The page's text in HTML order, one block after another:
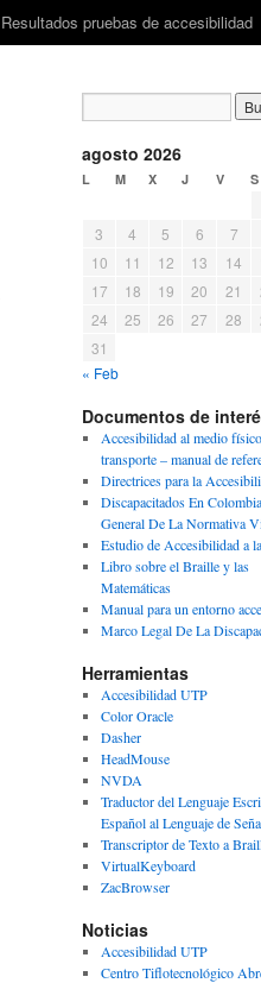
Resultados pruebas de accesibilidad
agosto 2026
L M X J V S
3
4 5 6 7
10
11 12 13 14
17
18 19 20 21
24
25 26 27 28
31
« Feb
Documentos de
Accesibilidad al medio
transporte – manual de
Directrices para la
Discapacitados En
General De La Normativa
Estudio de Accesibilidad a
Libro sobre el Braille y las
Matemáticas
Manual para un entorno
Marco Legal De La
Herramientas
Accesibilidad UTP
Color Oracle
Dasher
HeadMouse
NVDA
Traductor del Lenguaje
Español al Lenguaje de
Transcriptor de Texto a
VirtualKeyboard
ZacBrowser
Noticias
Accesibilidad UTP
Centro Tiflotecnológico